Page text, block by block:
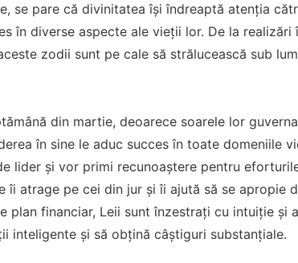
se pare că divinitatea își îndreaptă atenția
în diverse aspecte ale vieții lor. De la realizări
zodii sunt pe cale să strălucească sub
din martie, deoarece soarele lor
în sine le aduc succes în toate domeniile
lider și vor primi recunoaștere pentru
îi atrage pe cei din jur și îi ajută să se apropie
plan financiar, Leii sunt înzestrați cu intuiție și
inteligente și să obțină câștiguri substanțiale.